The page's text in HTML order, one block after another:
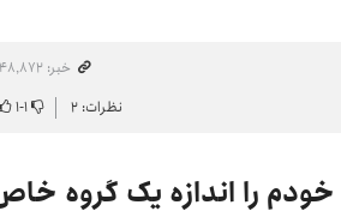
خبر: ۱۴۸٬۸۷۲
نظرات: ۲ ۱-۱
خودم را اندازه یک گروه